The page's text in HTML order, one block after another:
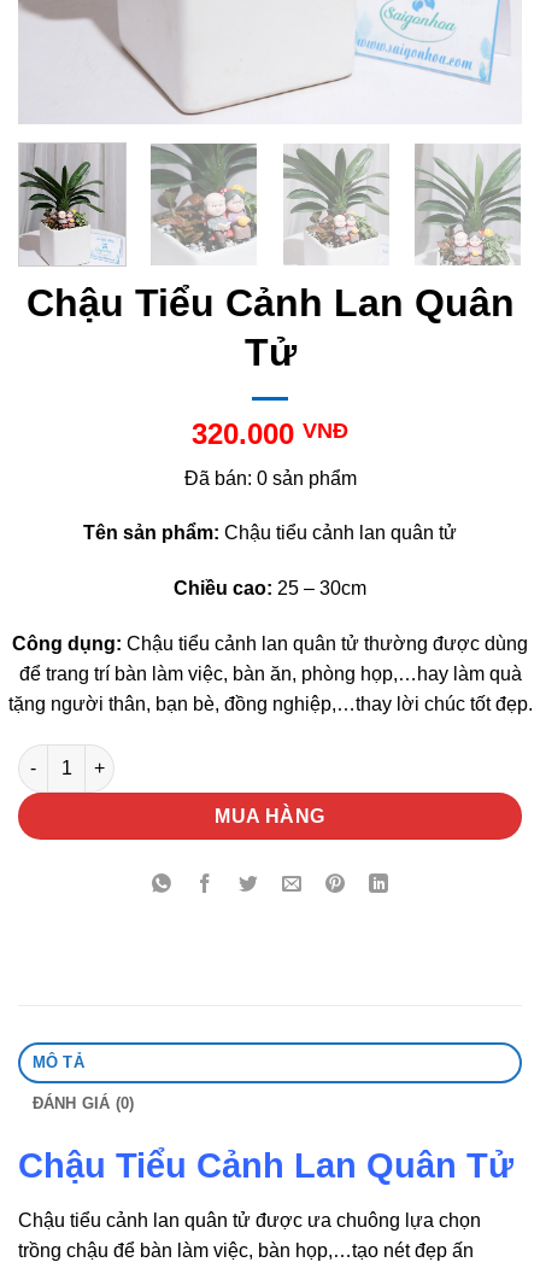
Chậu Tiểu Cảnh Lan Quân
Tử
320.000 VNĐ
Đã bán: 0 sản phẩm
Tên sản phẩm: Chậu tiểu cảnh lan quân tử
Chiều cao: 25 – 30cm
Công dụng: Chậu tiểu cảnh lan quân tử thường được dùng
để trang trí bàn làm việc, bàn ăn, phòng họp,…hay làm quà
tặng người thân, bạn bè, đồng nghiệp,…thay lời chúc tốt đẹp.
Chậu Tiểu Cảnh Lan Quân Tử số lượng
MUA HÀNG
MÔ TẢ
ĐÁNH GIÁ (0)
Chậu Tiểu Cảnh Lan Quân Tử
Chậu tiểu cảnh lan quân tử được ưa chuông lựa chọn
trồng chậu để bàn làm việc, bàn họp,…tạo nét đẹp ấn